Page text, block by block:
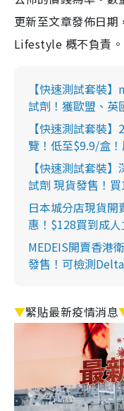
更新至文章發佈日
Lifestyle 概不負責
【快速測試套裝
試劑！獲歐盟、英
【快速測試套裝
覽！低至$9.9/盒
【快速測試套裝
試劑 現貨發售！
日本城分店現貨
惠！$128買到成
MEDEIS開賣香港
發售！可檢測
▼緊貼最新疫情消息